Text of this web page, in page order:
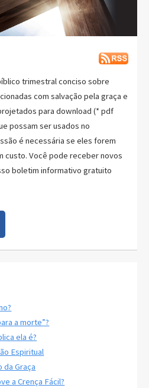
trimestral conciso sobre
com salvação pela graça e
para download (* pdf
possam ser usados no
é necessária se eles forem
custo. Você pode receber novos
boletim informativo gratuito
a morte”?
ela é?
Espiritual
da Graça
a Crença Fácil?